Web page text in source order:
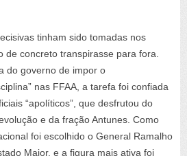
tinham sido tomadas nos
de concreto transpirasse para fora.
do governo de impor o
nas FFAA, a tarefa foi confiada
“apolíticos”, que desfrutou do
e da fração Antunes. Como
foi escolhido o General Ramalho
Maior, e a figura mais ativa foi